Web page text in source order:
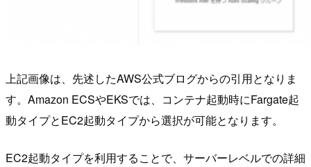
上記画像は、先述したAWS公式ブログからの引用となりま
す。Amazon ECSやEKSでは、コンテナ起動時にFargate起
動タイプとEC2起動タイプから選択が可能となります。
EC2起動タイプを利用することで、サーバーレベルでの詳細